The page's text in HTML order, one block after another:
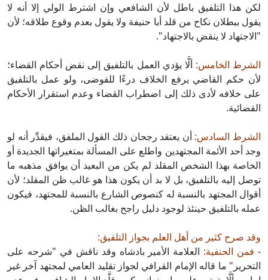
لكن هذا التلفيق باطل لأن الشافعي وإن اشترط الولي إلا أنه لا
يقول ببطلان نكاح من قلد أبا حنيفة ولا يقول بعدم وقوع طلاقه؛ لأن
"الاجتهاد لا ينقض بالاجتهاد".
الشرط الخامس: ألَّا يؤدي العمل بالتلفيق إلى نقض أحكام القضاء؛
لأن حكم القاضي يرفع الخلاف درءًا للفوضى، ولو عمل بالتلفيق
على خلافه لأدى ذلك إلى اضطراب القضاء وعدم استقرار الأحكام
القضائية.
الشرط السادس: أن يعتقد رجحان ذلك القول الملفق، فيقدِّر أنه لو
وجد أحد الأئمة المجتهدين واطلع على المسألة بمتغيراتها الجديدة أو
الخاصة بهذا الشخص المقلد لم يكن من البعيد أن يوافق مذهبه ما
توصل إليه بالتلفيق، بل لا بد أن يكون هذا هو غالب ظن المقلد؛ لأن
أقوال المجتهد بالنسبة له كنصوص الشارع بالنسبة للمجتهد، فيكون
عمله بالتلفيق حينئذ لوجود دليل راجح بغالب الظن.
وقد صرح كثير من أهل العلم بجواز التلفيق:
- فمن الحنفية: العلامة الأمير بادشاه وقد ناقش في "شرحه على
التحرير" ما قاله الإمام القرافي لجواز تقليد العامي لمجتهد آخر غير